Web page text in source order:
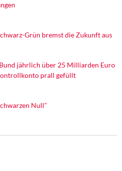
Grün bremst die Zukunft aus
jährlich über 25 Milliarden Euro
prall gefüllt
Null"